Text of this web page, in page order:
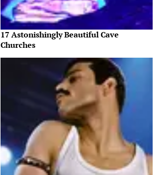
17 Astonishingly Beautiful Cave
Churches